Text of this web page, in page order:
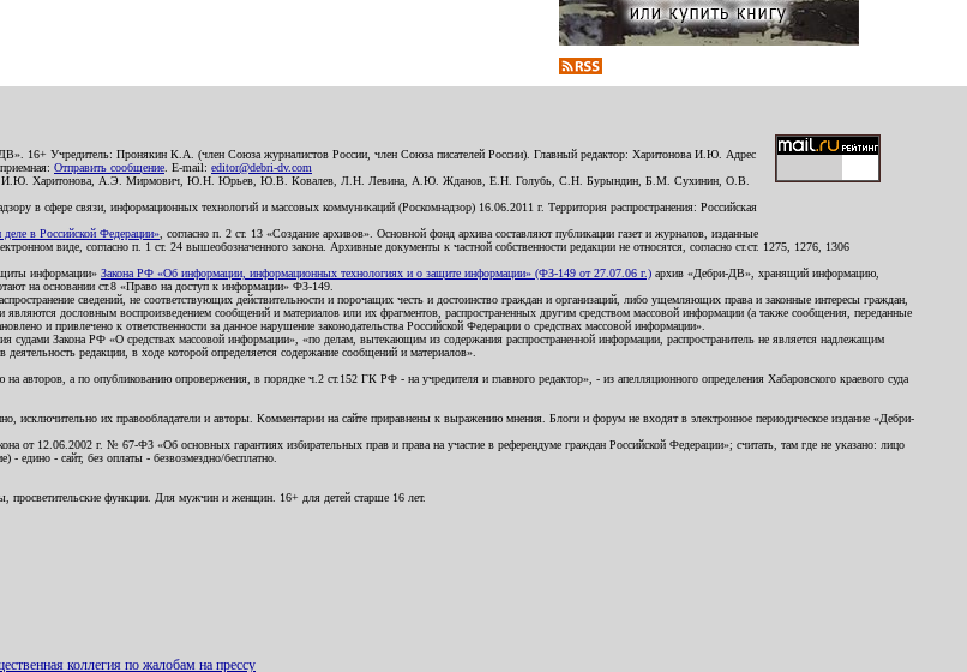
ДВ». 16+ Учредитель: Пронякин К.А. (член Союза журналистов России, член Союза писателей России). Главный редактор: Харитонова И.Ю. Адрес
Отправить сообщение . E-mail: editor@debri-dv.com
И.Ю. Харитонова, А.Э. Мирмович, Ю.Н. Юрьев, Ю.В. Ковалев, Л.Н. Левина, А.Ю. Жданов, Е.Н. Голубь, С.Н. Бурындин, Б.М. Сухинин, О.В.
в сфере связи, информационных технологий и массовых коммуникаций (Роскомнадзор) 16.06.2011 г. Территория распространения: Российская
в Российской Федерации» , согласно п. 2 ст. 13 «Создание архивов». Основной фонд архива составляют публикации газет и журналов, изданные
виде, согласно п. 1 ст. 24 вышеобозначенного закона. Архивные документы к частной собственности редакции не относятся, согласно ст.ст. 1275, 1276, 1306
информации» Закона РФ «Об информации, информационных технологиях и о защите информации» (ФЗ-149 от 27.07.06 г.) архив «Дебри-ДВ», хранящий информацию,
на основании ст.8 «Право на доступ к информации» ФЗ-149.
сведений, не соответствующих действительности и порочащих честь и достоинство граждан и организаций, либо ущемляющих права и законные интересы граждан,
дословным воспроизведением сообщений и материалов или их фрагментов, распространенных другим средством массовой информации (а также сообщения, переданные
и привлечено к ответственности за данное нарушение законодательства Российской Федерации о средствах массовой информации».
Закона РФ «О средствах массовой информации», «по делам, вытекающим из содержания распространенной информации, распространитель не является надлежащим
редакции, в ходе которой определяется содержание сообщений и материалов».
а по опубликованию опровержения, в порядке ч.2 ст.152 ГК РФ - на учредителя и главного редактор», - из апелляционного определения Хабаровского краевого суда
исключительно их правообладатели и авторы. Комментарии на сайте приравнены к выражению мнения. Блоги и форум не входят в электронное периодическое издание «Дебри-
от 12.06.2002 г. № 67-ФЗ «Об основных гарантиях избирательных прав и права на участие в референдуме граждан Российской Федерации»; считать, там где не указано: лицо
едино - сайт, без оплаты - безвозмездно/бесплатно.
просветительские функции. Для мужчин и женщин. 16+ для детей старше 16 лет.